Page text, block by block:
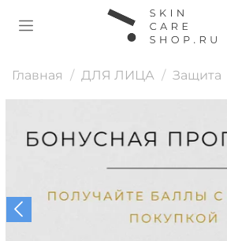
Главная ДЛЯ ЛИЦА Защита